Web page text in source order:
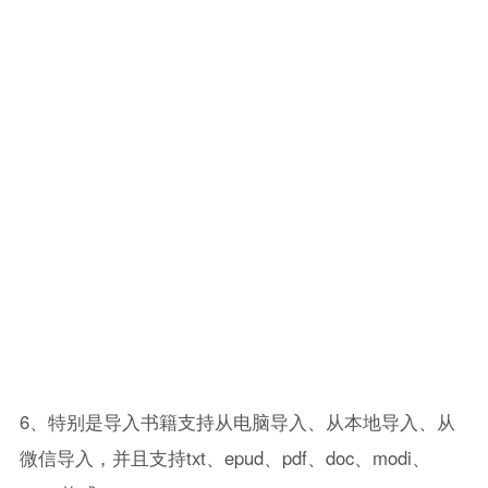
6、特别是导入书籍支持从电脑导入、从本地导入、从
微信导入，并且支持txt、epud、pdf、doc、modi、